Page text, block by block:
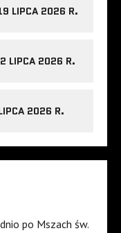
LIPCA 2026 R.
LIPCA 2026 R.
2026 R.
po Mszach św.